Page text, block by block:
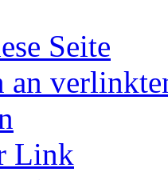
Seite
an
Link